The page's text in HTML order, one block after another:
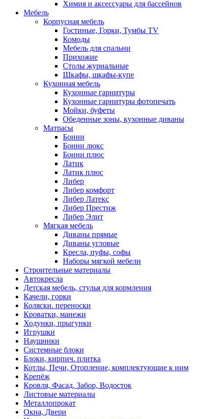
Химия и аксессуары для бассейнов
Мебель
Корпусная мебель
Гостиные, Горки, Тумбы TV
Комоды
Мебель для спальни
Прихожие
Столы журнальные
Шкафы, шкафы-купе
Кухонная мебель
Кухонные гарнитуры
Кухонные гарнитуры фотопечать
Мойки, буфеты
Обеденные зоны, кухонные диваны
Матрасы
Бонни
Бонни люкс
Бонни плюс
Латик
Латик плюс
Либер
Либер комфорт
Либер Латекс
Либер Престиж
Либер Элит
Мягкая мебель
Диваны прямые
Диваны угловые
Кресла, пуфы, софы
Наборы мягкой мебели
Строительные материалы
Автокресла
Детская мебель, стулья для кормления
Качели, горки
Коляски. переноски
Кроватки, манежи
Ходунки, прыгунки
Игрушки
Наушники
Системные блоки
Блоки, кирпич. плитка
Котлы, Печи, Отопление, комплектующие к ним
Крепёж
Кровля, Фасад, Забор, Водосток
Листовые материалы
Металлопрокат
Окна, Двери